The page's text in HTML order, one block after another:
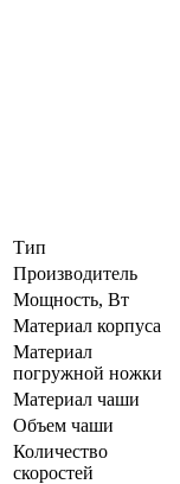
Тип
Производитель
Мощность, Вт
Материал корпуса
Материал
погружной ножки
Материал чаши
Объем чаши
Количество
скоростей